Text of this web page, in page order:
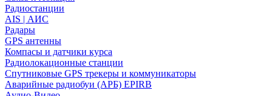
Радиостанции
AIS | АИС
Радары
GPS антенны
Компасы и датчики курса
Радиолокационные станции
Спутниковые GPS трекеры и коммуникаторы
Аварийные радиобуи (АРБ) EPIRB